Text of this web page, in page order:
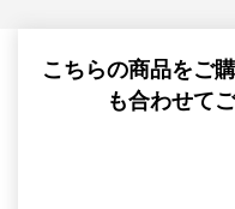
こちらの商品をご
も合わせて